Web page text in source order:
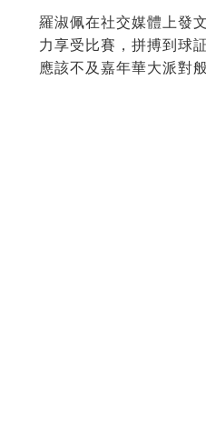
羅淑佩在社交媒體上發
力享受比賽，拼搏到球
應該不及嘉年華大派對